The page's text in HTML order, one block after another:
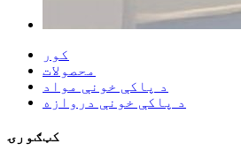
کور
محصولات
د پاکې خونې مواد
د پاکې خونې دروازه
کټګورۍ